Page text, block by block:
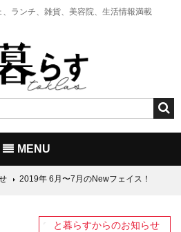
、ランチ、雑貨、美容院、生活情報満載
MENU
2019年 6月〜7月のNewフェイス！
と暮らすからのお知らせ